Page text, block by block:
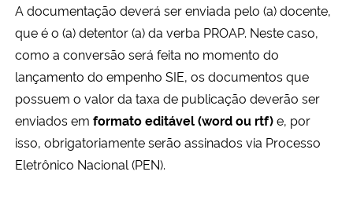
Ministério de Minas e Energia
Ministério da Ciência, Tecnologia, Inovações e Comunicações
Ministério do Meio Ambiente
A documentação deverá ser enviada pelo (a) docente,
que é o (a) detentor (a) da verba PROAP. Neste caso,
como a conversão será feita no momento do
lançamento do empenho SIE, os documentos que
possuem o valor da taxa de publicação deverão ser
enviados em formato editável (word ou rtf)e, por
isso, obrigatoriamente serão assinados via Processo
Eletrônico Nacional (PEN).